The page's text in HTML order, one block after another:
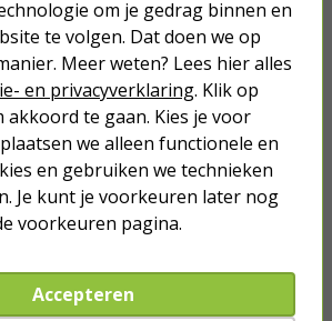
(Concentraat,
| Ook voor je gazon!
43,50
40,
89
om je gedrag binnen en
te volgen. Dat doen we op
Meer weten? Lees hier alles
en privacyverklaring. Klik op
akkoord te gaan. Kies je voor
we alleen functionele en
en gebruiken we technieken
Je kunt je voorkeuren later nog
voorkeuren pagina.
Accepteren